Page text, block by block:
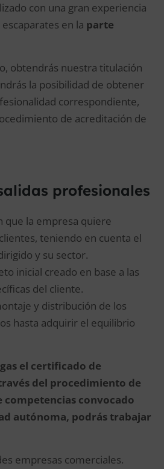
con una gran experiencia
en la parte
obtendrás nuestra titulación
la posibilidad de obtener
correspondiente,
de acreditación de
profesionales
que la empresa quiere
teniendo en cuenta el
y su sector.
inicial creado en base a las
del cliente.
y distribución de los
hasta adquirir el equilibrio
el certificado de
del procedimiento de
convocado
autónoma, podrás trabajar
empresas comerciales.